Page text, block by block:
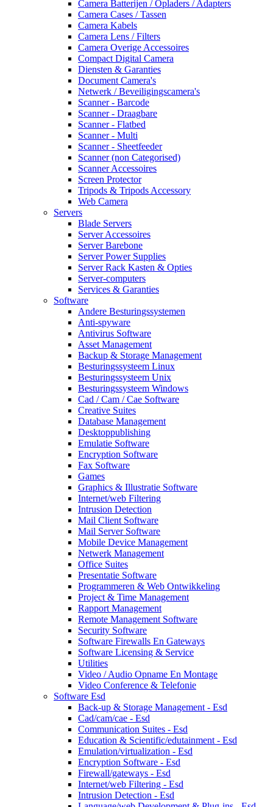
Camera Batterijen / Opladers / Adapters
Camera Cases / Tassen
Camera Kabels
Camera Lens / Filters
Camera Overige Accessoires
Compact Digital Camera
Diensten & Garanties
Document Camera's
Netwerk / Beveiligingscamera's
Scanner - Barcode
Scanner - Draagbare
Scanner - Flatbed
Scanner - Multi
Scanner - Sheetfeeder
Scanner (non Categorised)
Scanner Accessoires
Screen Protector
Tripods & Tripods Accessory
Web Camera
Servers
Blade Servers
Server Accessoires
Server Barebone
Server Power Supplies
Server Rack Kasten & Opties
Server-computers
Services & Garanties
Software
Andere Besturingssystemen
Anti-spyware
Antivirus Software
Asset Management
Backup & Storage Management
Besturingssysteem Linux
Besturingssysteem Unix
Besturingssysteem Windows
Cad / Cam / Cae Software
Creative Suites
Database Management
Desktoppublishing
Emulatie Software
Encryption Software
Fax Software
Games
Graphics & Illustratie Software
Internet/web Filtering
Intrusion Detection
Mail Client Software
Mail Server Software
Mobile Device Management
Netwerk Management
Office Suites
Presentatie Software
Programmeren & Web Ontwikkeling
Project & Time Management
Rapport Management
Remote Management Software
Security Software
Software Firewalls En Gateways
Software Licensing & Service
Utilities
Video / Audio Opname En Montage
Video Conference & Telefonie
Software Esd
Back-up & Storage Management - Esd
Cad/cam/cae - Esd
Communication Suites - Esd
Education & Scientific/edutainment - Esd
Emulation/virtualization - Esd
Encryption Software - Esd
Firewall/gateways - Esd
Internet/web Filtering - Esd
Intrusion Detection - Esd